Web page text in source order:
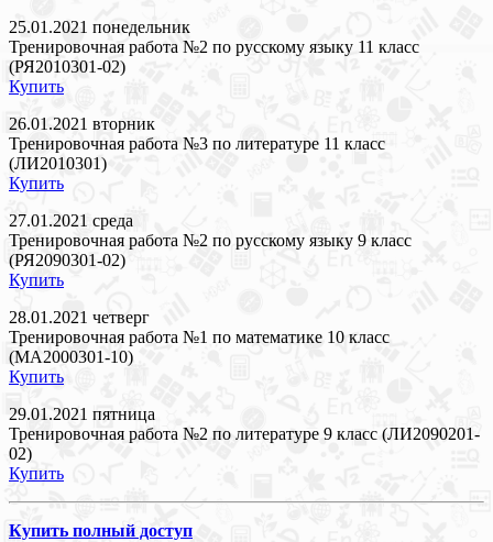
25.01.2021 понедельник
Тренировочная работа №2 по русскому языку 11 класс
(РЯ2010301-02)
Купить
26.01.2021 вторник
Тренировочная работа №3 по литературе 11 класс
(ЛИ2010301)
Купить
27.01.2021 среда
Тренировочная работа №2 по русскому языку 9 класс
(РЯ2090301-02)
Купить
28.01.2021 четверг
Тренировочная работа №1 по математике 10 класс
(МА2000301-10)
Купить
29.01.2021 пятница
Тренировочная работа №2 по литературе 9 класс (ЛИ2090201-
02)
Купить
Купить полный доступ